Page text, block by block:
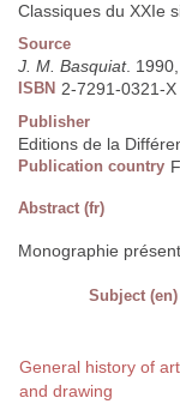
Classiques du XXIe
Source
J. M. Basquiat.
ISBN 2-7291-0321-X
Publisher
Editions de la
Publication country
Abstract (fr)
Monographie
Subject (en)
General history of
and drawing